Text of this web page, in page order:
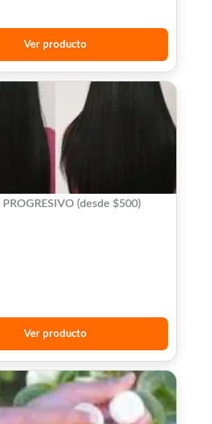
Ver producto
PROGRESIVO (desde $500)
Ver producto